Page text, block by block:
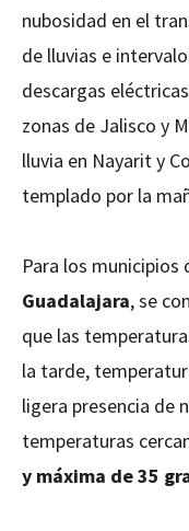
nubosidad en el
de lluvias e
descargas
zonas de Jalisco y
lluvia en Nayarit y
templado por la
Para los municipios
Guadalajara, se
que las
la tarde,
ligera presencia de
temperaturas
y máxima de 35